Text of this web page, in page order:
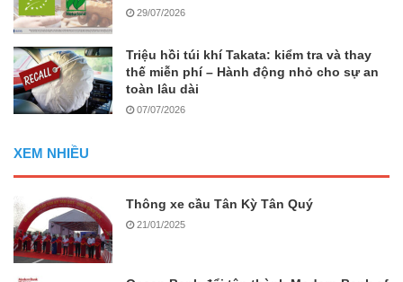
29/07/2026
Triệu hồi túi khí Takata: kiểm tra và thay
thế miễn phí – Hành động nhỏ cho sự an
toàn lâu dài
07/07/2026
XEM NHIỀU
Thông xe cầu Tân Kỳ Tân Quý
21/01/2025